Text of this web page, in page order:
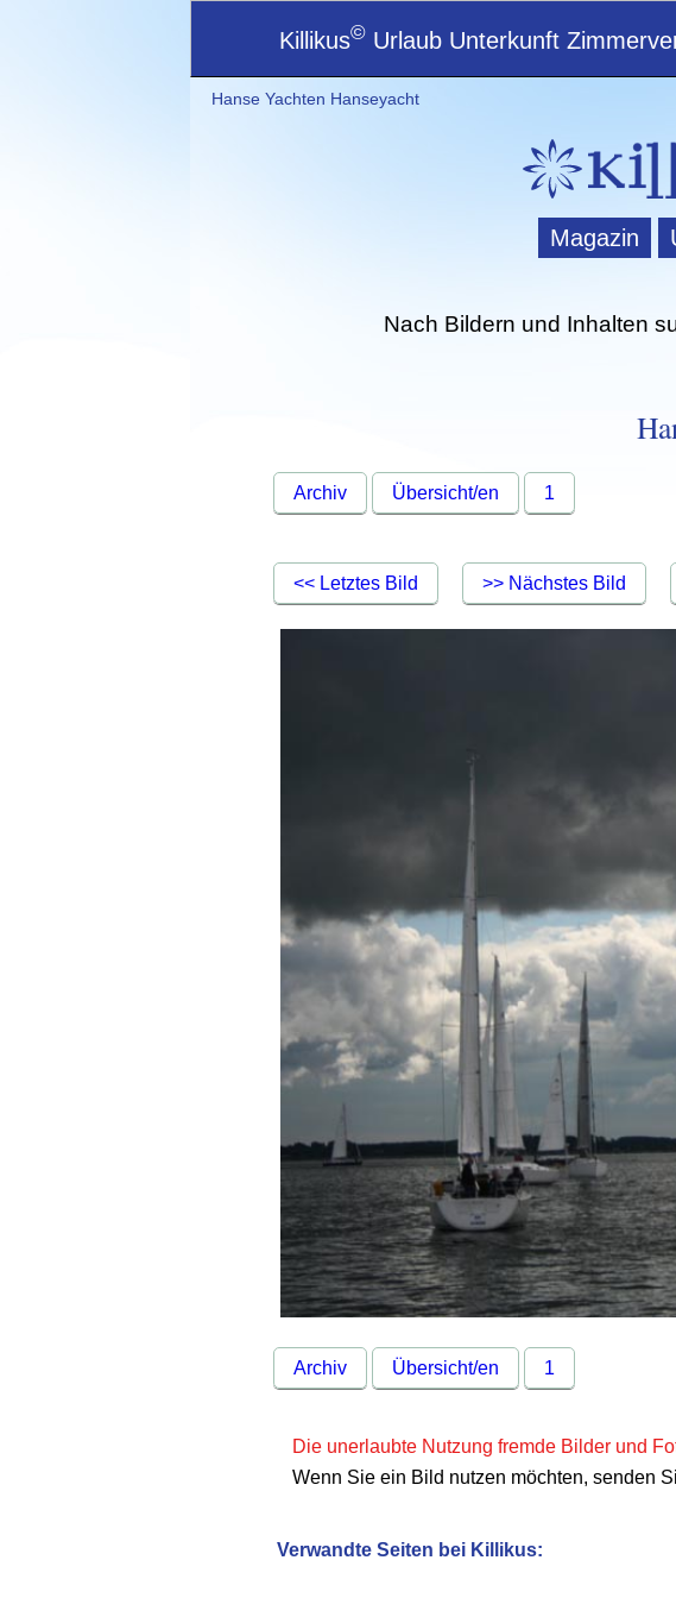
Killikus© Urlaub Unterkunft
Hanse Yachten Hanseyacht
Magazin
Nach Bildern und Inhalten
Archiv Übersicht/en 1
<< Letztes Bild >> Nächstes Bild
Archiv Übersicht/en 1
Die unerlaubte Nutzung fremde Bilder und
Wenn Sie ein Bild nutzen möchten, senden
Verwandte Seiten bei Killikus: